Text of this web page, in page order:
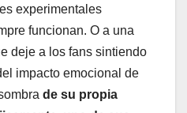
experimentales
funcionan. O a una
deje a los fans sintiendo
impacto emocional de
de su propia